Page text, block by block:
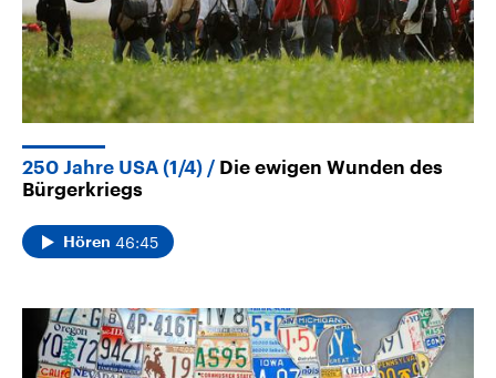
250 Jahre USA (1/4)
Die ewigen Wunden des
Bürgerkriegs
Hören 46:45